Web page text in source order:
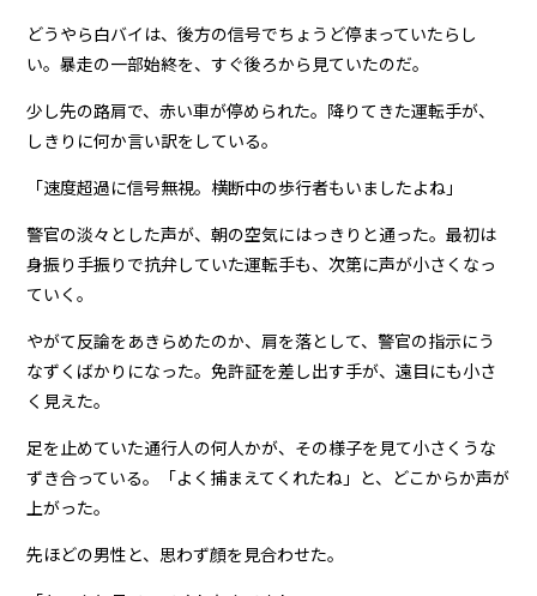
どうやら白バイは、後方の信号でちょうど停まっていたらし
い。暴走の一部始終を、すぐ後ろから見ていたのだ。
少し先の路肩で、赤い車が停められた。降りてきた運転手が、
しきりに何か言い訳をしている。
「速度超過に信号無視。横断中の歩行者もいましたよね」
警官の淡々とした声が、朝の空気にはっきりと通った。最初は
身振り手振りで抗弁していた運転手も、次第に声が小さくなっ
ていく。
やがて反論をあきらめたのか、肩を落として、警官の指示にう
なずくばかりになった。免許証を差し出す手が、遠目にも小さ
く見えた。
足を止めていた通行人の何人かが、その様子を見て小さくうな
ずき合っている。「よく捕まえてくれたね」と、どこからか声が
上がった。
先ほどの男性と、思わず顔を見合わせた。